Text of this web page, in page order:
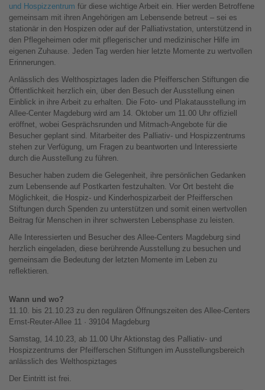
und Hospizzentrum für diese wichtige Arbeit ein. Hier werden Betroffene
gemeinsam mit ihren Angehörigen am Lebensende betreut – sei es
stationär in den Hospizen oder auf der Palliativstation, unterstützend in
den Pflegeheimen oder mit pflegerischer und medizinischer Hilfe im
eigenen Zuhause. Jeden Tag werden hier letzte Momente zu wertvollen
Erinnerungen.
Anlässlich des Welthospiztages laden die Pfeifferschen Stiftungen die
Öffentlichkeit herzlich ein, über den Besuch der Ausstellung einen
Einblick in ihre Arbeit zu erhalten. Die Foto- und Plakatausstellung im
Allee-Center Magdeburg wird am 14. Oktober um 11.00 Uhr offiziell
eröffnet, wobei Gesprächsrunden und Mitmach-Angebote für die
Besucher geplant sind. Mitarbeiter des Palliativ- und Hospizzentrums
stehen zur Verfügung, um Fragen zu beantworten und Interessierte
durch die Ausstellung zu führen.
Besucher haben zudem die Gelegenheit, ihre persönlichen Gedanken
zum Lebensende auf Postkarten festzuhalten. Vor Ort besteht die
Möglichkeit, die Hospiz- und Kinderhospizarbeit der Pfeifferschen
Stiftungen durch Spenden zu unterstützen und somit einen wertvollen
Beitrag für Menschen in ihrer schwersten Lebensphase zu leisten.
Alle Interessierten und Besucher des Allee-Centers Magdeburg sind
herzlich eingeladen, diese berührende Ausstellung zu besuchen und
gemeinsam die Bedeutung der letzten Momente im Leben zu
reflektieren.
Wann und wo?
11.10. bis 21.10.23 zu den regulären Öffnungszeiten des Allee-Centers
Ernst-Reuter-Allee 11 · 39104 Magdeburg
Samstag, 14.10.23, ab 11.00 Uhr Aktionstag des Palliativ- und
Hospizzentrums der Pfeifferschen Stiftungen im Ausstellungsbereich
anlässlich des Welthospiztages
Der Eintritt ist frei.